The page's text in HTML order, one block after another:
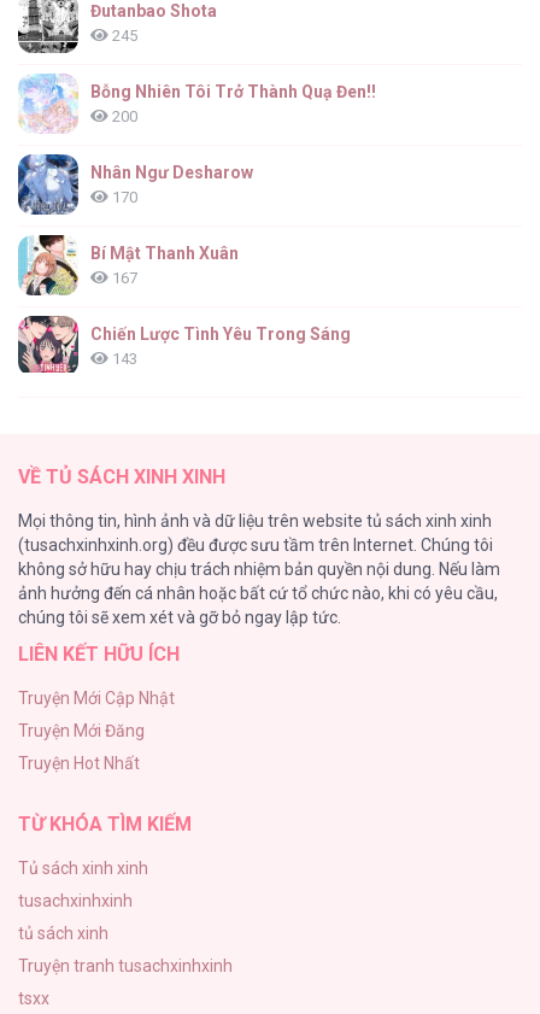
Đutanbao Shota
245
Bỗng Nhiên Tôi Trở Thành Quạ Đen!!
200
Nhân Ngư Desharow
170
Bí Mật Thanh Xuân
167
Chiến Lược Tình Yêu Trong Sáng
143
128
Bỏ Quách Chồng Con Đi, Tiền Bạc Mới Là Tất Cả
123
Tình yêu và danh vọng
Tùy Tâm Tùy Ý
105
VỀ TỦ SÁCH XINH XINH
Mọi thông tin, hình ảnh và dữ liệu trên website tủ sách xinh xinh
(tusachxinhxinh.org) đều được sưu tầm trên Internet. Chúng tôi
không sở hữu hay chịu trách nhiệm bản quyền nội dung. Nếu làm
ảnh hưởng đến cá nhân hoặc bất cứ tổ chức nào, khi có yêu cầu,
chúng tôi sẽ xem xét và gỡ bỏ ngay lập tức.
LIÊN KẾT HỮU ÍCH
Truyện Mới Cập Nhật
Truyện Mới Đăng
Truyện Hot Nhất
TỪ KHÓA TÌM KIẾM
Tủ sách xinh xinh
tusachxinhxinh
tủ sách xinh
Truyện tranh tusachxinhxinh
tsxx